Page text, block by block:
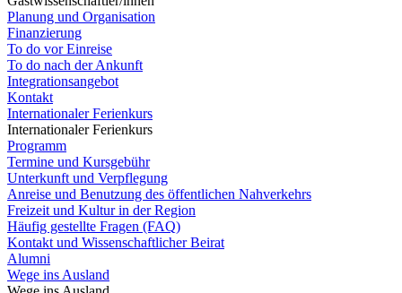
Planung und Organisation
Finanzierung
To do vor Einreise
To do nach der Ankunft
Integrationsangebot
Kontakt
Internationaler Ferienkurs
Internationaler Ferienkurs
Programm
Termine und Kursgebühr
Unterkunft und Verpflegung
Anreise und Benutzung des öffentlichen Nahverkehrs
Freizeit und Kultur in der Region
Häufig gestellte Fragen (FAQ)
Kontakt und Wissenschaftlicher Beirat
Alumni
Wege ins Ausland